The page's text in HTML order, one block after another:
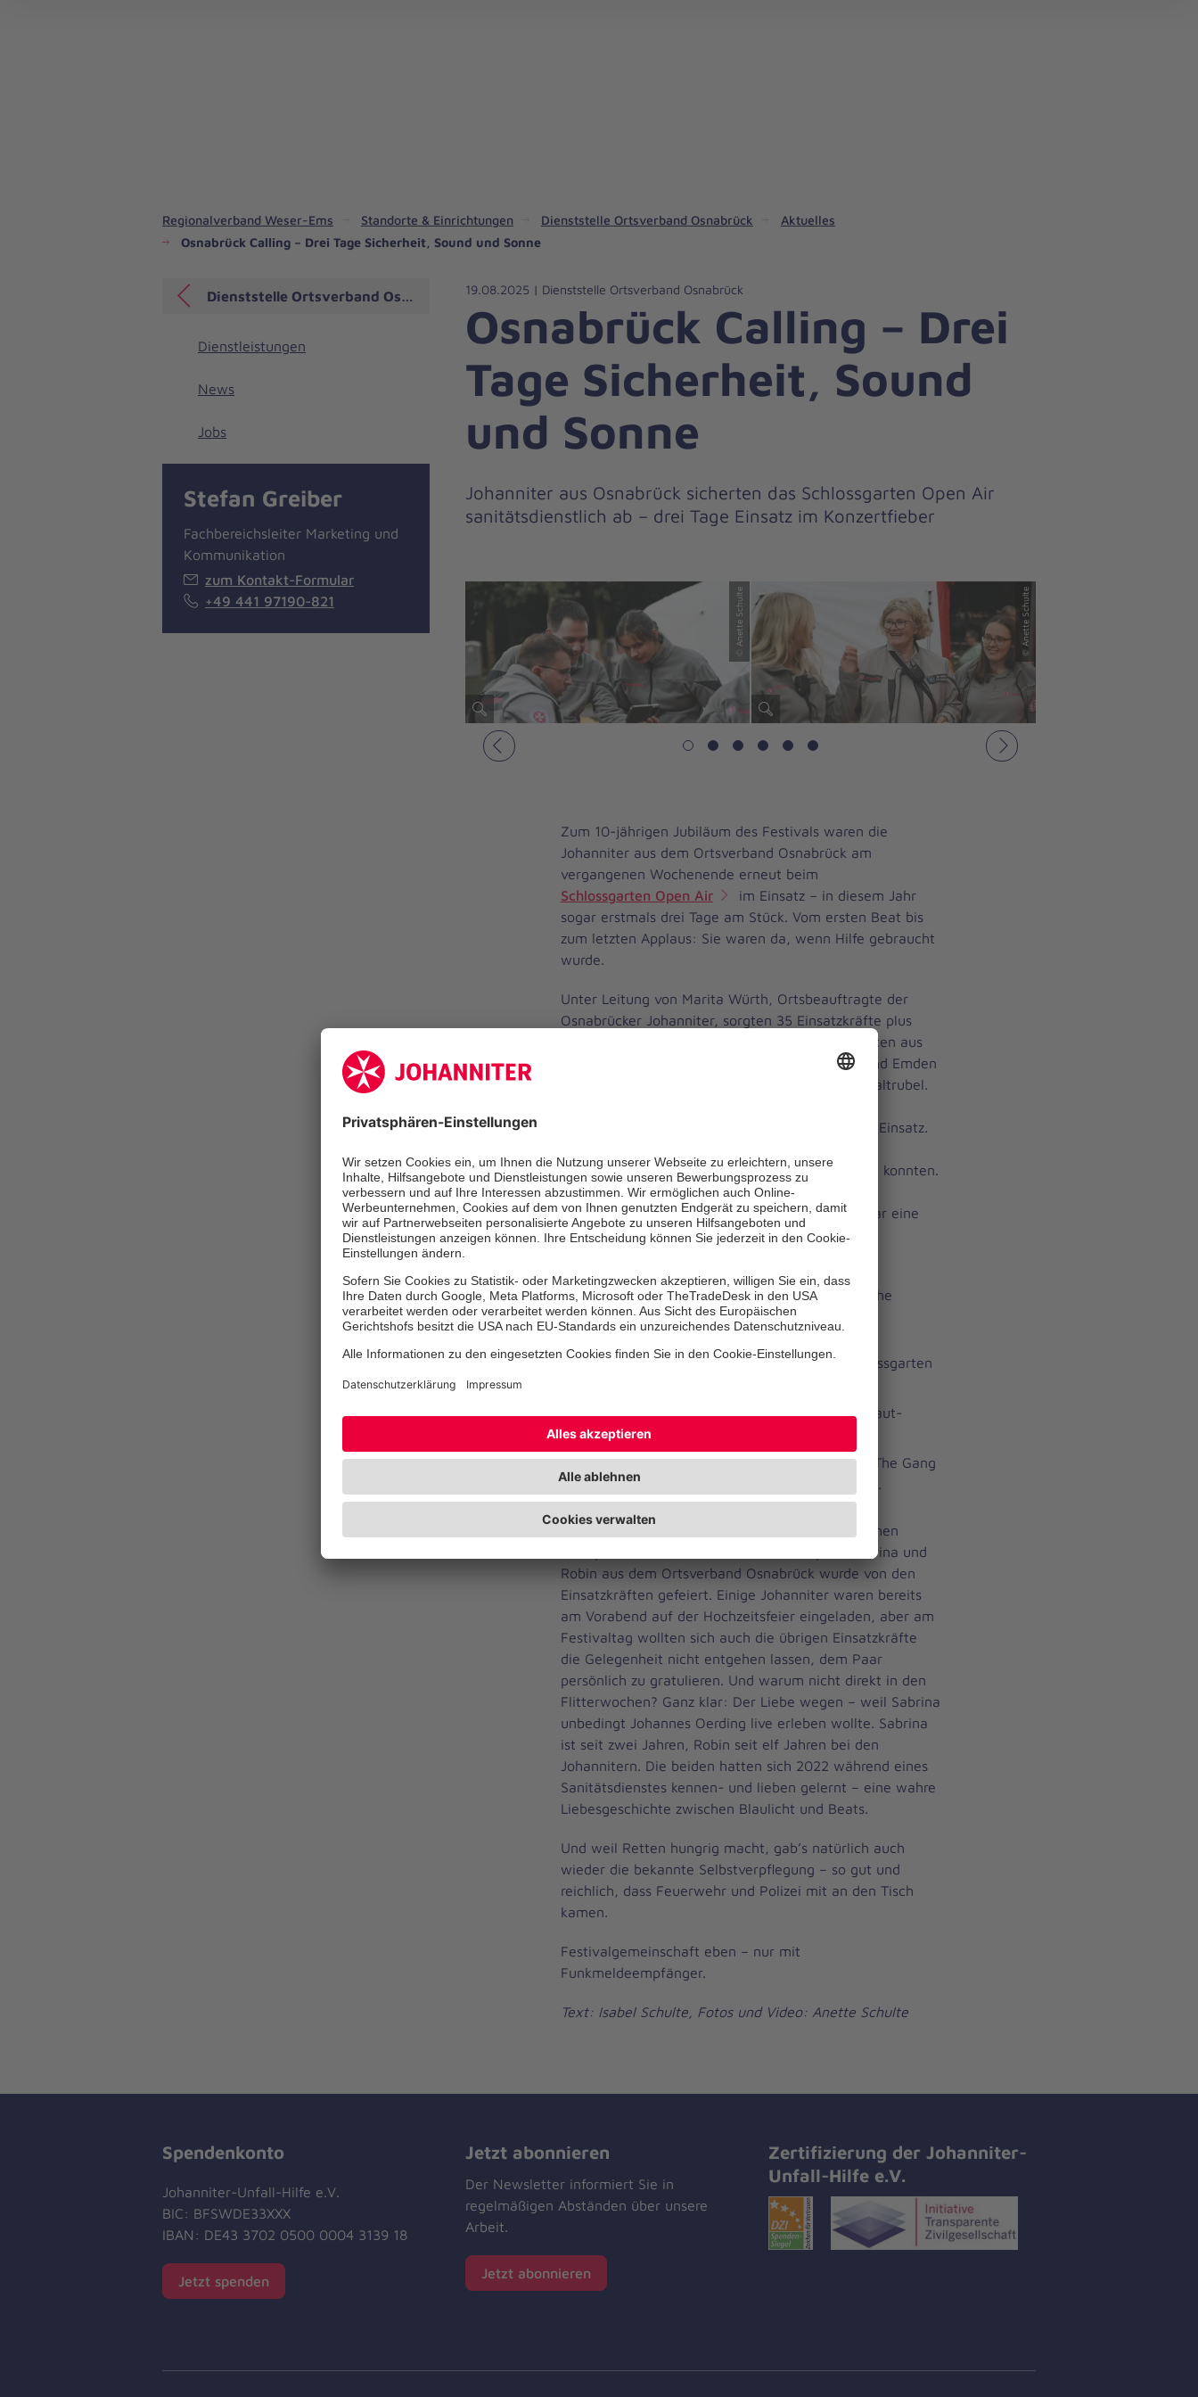
Regionalverband Weser-Ems Standorte & Einrichtungen Dienststelle Ortsverband Osnabrück
Aktuelles
Osnabrück Calling – Drei Tage Sicherheit, Sound und Sonne
19.08.2025 | Dienststelle Ortsverband Osnabrück
Osnabrück Calling – Drei
Tage Sicherheit, Sound
und Sonne
Johanniter aus Osnabrück sicherten das Schlossgarten Open Air
sanitätsdienstlich ab – drei Tage Einsatz im Konzertfieber
© Anette Schulte © Anette Schulte © Anette Schulte
Vorheriges Nächstes
Zum 10-jährigen Jubiläum des Festivals waren die
Johanniter aus dem Ortsverband Osnabrück am
vergangenen Wochenende erneut beim
Schlossgarten Open Air
im Einsatz – in diesem Jahr
sogar erstmals drei Tage am Stück. Vom ersten Beat bis
zum letzten Applaus: Sie waren da, wenn Hilfe gebraucht
wurde.
Unter Leitung von Marita Würth, Ortsbeauftragte der
Osnabrücker Johanniter, sorgten 35 Einsatzkräfte plus
ärztliches Personal – unterstützt von Einsatzkräften aus
den Ortsverbänden Ems-Vechte, Delmenhorst und Emden
– für die sanitätsdienstliche Sicherheit im Festivaltrubel.
Erstversorgungstrupps und drei KTW standen im Einsatz.
Besucherinnen und Besucher unbeschwert feiern konnten.
Glücklicherweise waren größtenteils nur kleinere
Hilfsleistungen notwendig. In einzelnen Fällen war eine
Verlegung in ein nahegelegenes Krankenhaus
Neben den Einsätzen bot das Festival musikalische
Highlights:
Freitag: Paul Kalkbrenner brachte den Schlossgarten
Samstag: Johannes Oerding lieferte Gänsehaut-
Momente.
Sonntag: Nile Rodgers & Chic sowie Kool & The Gang
verwandelten Osnabrück in eine Disco-Zone.
Am Samstag gab es zudem einen ganz persönlichen
Höhepunkt: Das frisch vermählte Brautpaar Sabrina und
Robin aus dem Ortsverband Osnabrück wurde von den
Einsatzkräften gefeiert. Einige Johanniter waren bereits
am Vorabend auf der Hochzeitsfeier eingeladen, aber am
Festivaltag wollten sich auch die übrigen Einsatzkräfte
die Gelegenheit nicht entgehen lassen, dem Paar
persönlich zu gratulieren. Und warum nicht direkt in den
Flitterwochen? Ganz klar: Der Liebe wegen – weil Sabrina
unbedingt Johannes Oerding live erleben wollte. Sabrina
ist seit zwei Jahren, Robin seit elf Jahren bei den
Johannitern. Die beiden hatten sich 2022 während eines
Sanitätsdienstes kennen- und lieben gelernt – eine wahre
Liebesgeschichte zwischen Blaulicht und Beats.
Und weil Retten hungrig macht, gab’s natürlich auch
wieder die bekannte Selbstverpflegung – so gut und
reichlich, dass Feuerwehr und Polizei mit an den Tisch
kamen.
Festivalgemeinschaft eben – nur mit
Funkmeldeempfänger.
Text: Isabel Schulte, Fotos und Video: Anette Schulte
Dienststelle Ortsverband Osnabrück
Dienstleistungen
News
Jobs
Stefan Greiber
Fachbereichsleiter Marketing und
Kommunikation
zum Kontakt-Formular
+49 441 97190-821
Spendenkonto
Johanniter-Unfall-Hilfe e.V.
BIC: BFSWDE33XXX
IBAN: DE43 3702 0500 0004 3139 18
Jetzt spenden
Jetzt abonnieren
Der Newsletter informiert Sie in
regelmäßigen Abständen über unsere
Arbeit.
Jetzt abonnieren
Zertifizierung der Johanniter-
Unfall-Hilfe e.V.